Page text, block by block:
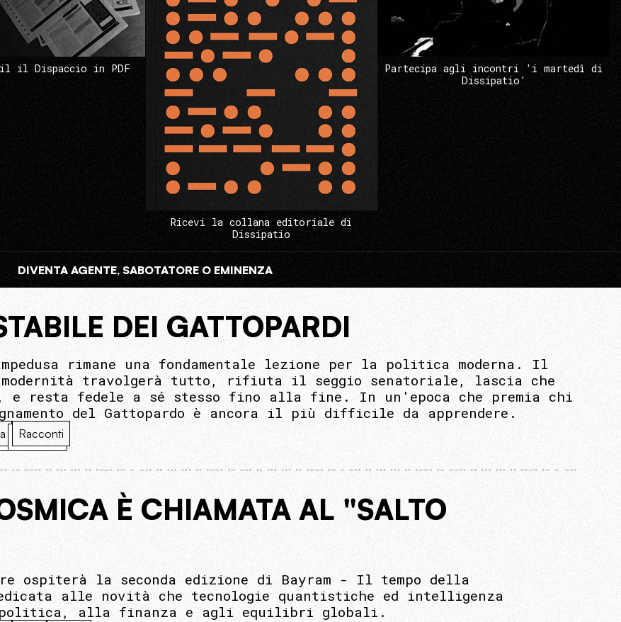
il Dispaccio in PDF
Ricevi la collana editoriale di
Dissipatio
Partecipa agli incontri 'i martedì di
Dissipatio'
DIVENTA AGENTE, SABOTATORE O EMINENZA
DEI GATTOPARDI
rimane una fondamentale lezione per la politica moderna. Il
travolgerà tutto, rifiuta il seggio senatoriale, lascia che
resta fedele a sé stesso fino alla fine. In un'epoca che premia chi
del Gattopardo è ancora il più difficile da apprendere.
Racconti
È CHIAMATA AL "SALTO
ospiterà la seconda edizione di Bayram - Il tempo della
alle novità che tecnologie quantistiche ed intelligenza
politica, alla finanza e agli equilibri globali.